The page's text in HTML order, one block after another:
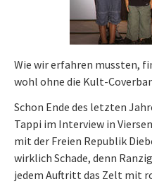
Wie wir erfahren mussten,
wohl ohne die Kult-
Schon Ende des letzten
Tappi im Interview in
mit der Freien Republik
wirklich Schade, denn
jedem Auftritt das Zelt mit